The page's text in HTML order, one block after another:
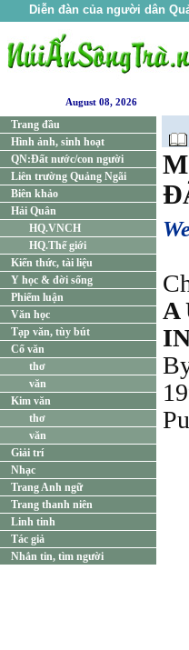
Diễn đàn của người dân
August 08, 2026
Trang đầu
Hình ảnh, sinh hoạt
QN:Đất nước/con người
Liên trường Quảng Ngãi
Biên khảo
Hải Quân
HQ.VNCH
HQ.Thế giới
Kiến thức, tài liệu
Y học & đời sống
Phiếm luận
Văn học
Tạp văn, tùy bút
Cổ văn
thơ
văn
Kim văn
thơ
văn
Giải trí
Nhạc
Trang Anh ngữ
Trang thanh niên
Linh tinh
Tác giả
Nhắn tin, tìm người
A